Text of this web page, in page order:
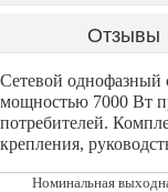
Отзывы
Сетевой однофазный
мощностью 7000 Вт
потребителей.
крепления,
Номинальная